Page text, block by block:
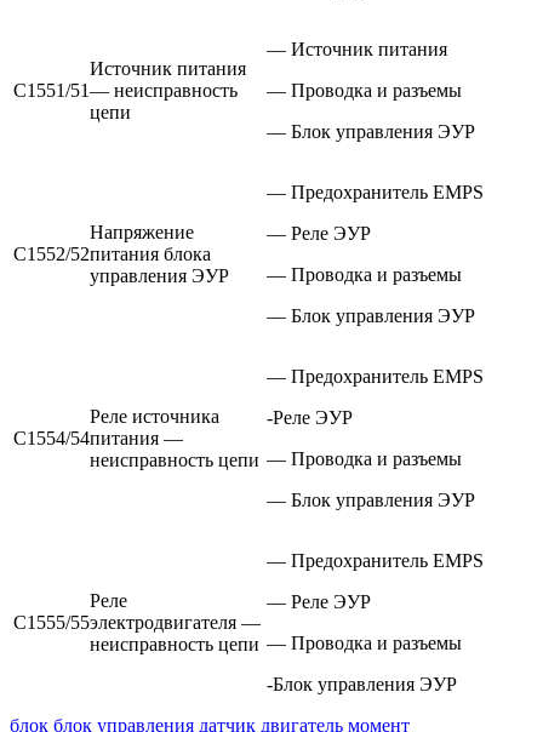
С1551/51
Источник питания
— неисправность
цепи
— Источник питания
— Проводка и разъемы
— Блок управления ЭУР
С1552/52
Напряжение
питания блока
управления ЭУР
— Предохранитель EMPS
— Реле ЭУР
— Проводка и разъемы
— Блок управления ЭУР
С1554/54
Реле источника
питания —
неисправность цепи
— Предохранитель EMPS
-Реле ЭУР
— Проводка и разъемы
— Блок управления ЭУР
С1555/55
Реле
электродвигателя —
неисправность цепи
— Предохранитель EMPS
— Реле ЭУР
— Проводка и разъемы
-Блок управления ЭУР
блок блок управления датчик двигатель момент